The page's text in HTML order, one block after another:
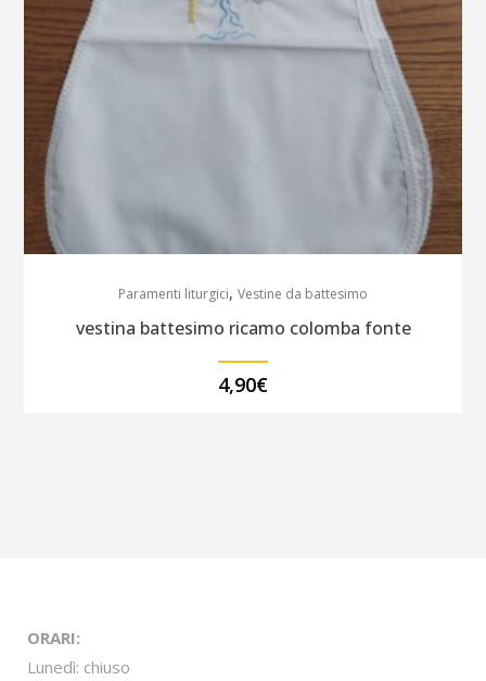
Paramenti liturgici, Vestine da battesimo
vestina battesimo ricamo colomba fonte
4,90€
ORARI:
Lunedì: chiuso